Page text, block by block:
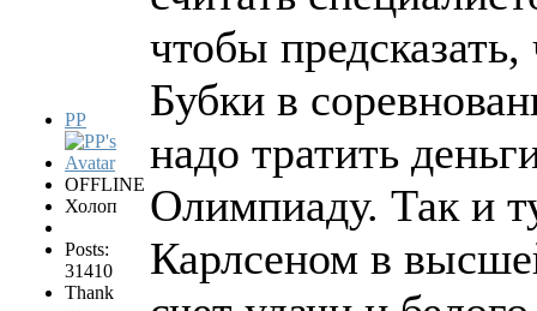
PP
OFFLINE
Холоп
Posts:
31410
Thank
чтобы
Бубки в
надо тратить
Олимпиаду. Так и
Карлсеном в